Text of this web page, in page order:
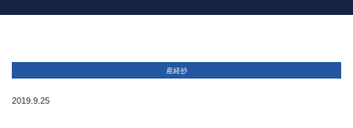
産経抄
2019.9.25